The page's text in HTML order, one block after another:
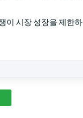
이 시장 성장을 제한하